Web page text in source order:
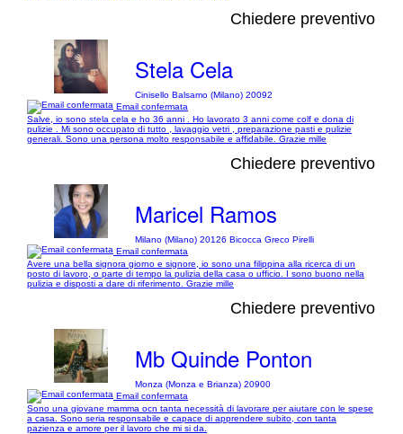
Chiedere preventivo
Stela Cela
Cinisello Balsamo (Milano) 20092
Email confermata
Salve, io sono stela cela e ho 36 anni . Ho lavorato 3 anni come colf e dona di
pulizie . Mi sono occupato di tutto , lavaggio vetri , preparazione pasti e pulizie
generali. Sono una persona molto responsabile e affidabile. Grazie mille
Chiedere preventivo
Maricel Ramos
Milano (Milano) 20126 Bicocca Greco Pirelli
Email confermata
Avere una bella signora giorno e signore, io sono una filippina alla ricerca di un
posto di lavoro, o parte di tempo la pulizia della casa o ufficio. I sono buono nella
pulizia e disposti a dare di riferimento. Grazie mille
Chiedere preventivo
Mb Quinde Ponton
Monza (Monza e Brianza) 20900
Email confermata
Sono una giovane mamma ocn tanta necessità di lavorare per aiutare con le spese
a casa. Sono seria responsabile e capace di apprendere subito, con tanta
pazienza e amore per il lavoro che mi si da.